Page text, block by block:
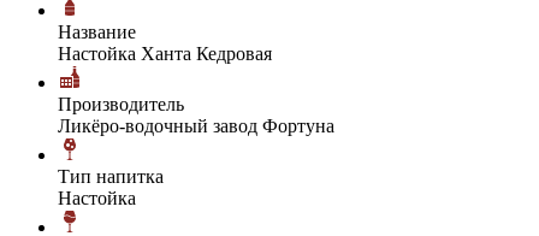
Название
Настойка Ханта Кедровая
Производитель
Ликёро-водочный завод Фортуна
Тип напитка
Настойка